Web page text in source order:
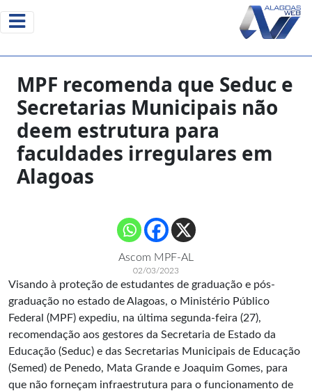
MPF recomenda que Seduc e
Secretarias Municipais não
deem estrutura para
faculdades irregulares em
Alagoas
Ascom MPF-AL
02/03/2023
Visando à proteção de estudantes de graduação e pós-
graduação no estado de Alagoas, o Ministério Público
Federal (MPF) expediu, na última segunda-feira (27),
recomendação aos gestores da Secretaria de Estado da
Educação (Seduc) e das Secretarias Municipais de Educação
(Semed) de Penedo, Mata Grande e Joaquim Gomes, para
que não forneçam infraestrutura para o funcionamento de